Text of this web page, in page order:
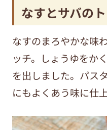
なすとサバの
なすのまろやかな味
ッチ。しょうゆをか
を出しました。パス
にもよくあう味に仕